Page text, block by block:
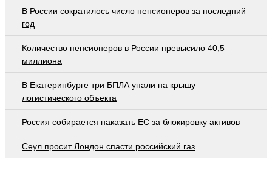
В России сократилось число пенсионеров за последний
год
Количество пенсионеров в России превысило 40,5
миллиона
В Екатеринбурге три БПЛА упали на крышу
логистического объекта
Россия собирается наказать EC за блокировку активов
Сеул просит Лондон спасти российский газ